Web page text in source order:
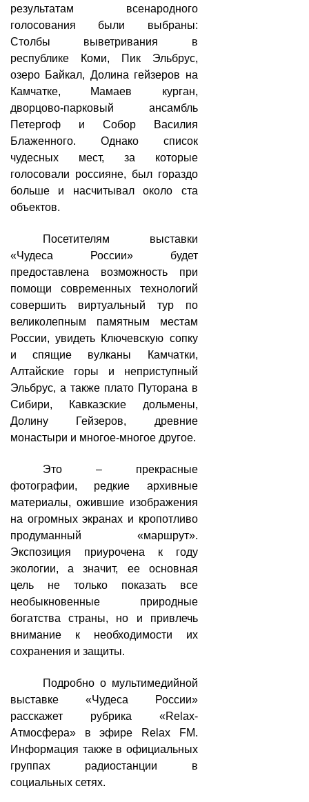
результатам всенародного
голосования были выбраны:
Столбы выветривания в
республике Коми, Пик Эльбрус,
озеро Байкал, Долина гейзеров на
Камчатке, Мамаев курган,
дворцово-парковый ансамбль
Петергоф и Собор Василия
Блаженного. Однако список
чудесных мест, за которые
голосовали россияне, был гораздо
больше и насчитывал около ста
объектов.
Посетителям выставки
«Чудеса России» будет
предоставлена возможность при
помощи современных технологий
совершить виртуальный тур по
великолепным памятным местам
России, увидеть Ключевскую сопку
и спящие вулканы Камчатки,
Алтайские горы и неприступный
Эльбрус, а также плато Путорана в
Сибири, Кавказские дольмены,
Долину Гейзеров, древние
монастыри и многое-многое другое.
Это – прекрасные
фотографии, редкие архивные
материалы, ожившие изображения
на огромных экранах и кропотливо
продуманный «маршрут».
Экспозиция приурочена к году
экологии, а значит, ее основная
цель не только показать все
необыкновенные природные
богатства страны, но и привлечь
внимание к необходимости их
сохранения и защиты.
Подробно о мультимедийной
выставке «Чудеса России»
расскажет рубрика «Relax-
Атмосфера» в эфире Relax FM.
Информация также в официальных
группах радиостанции в
социальных сетях.